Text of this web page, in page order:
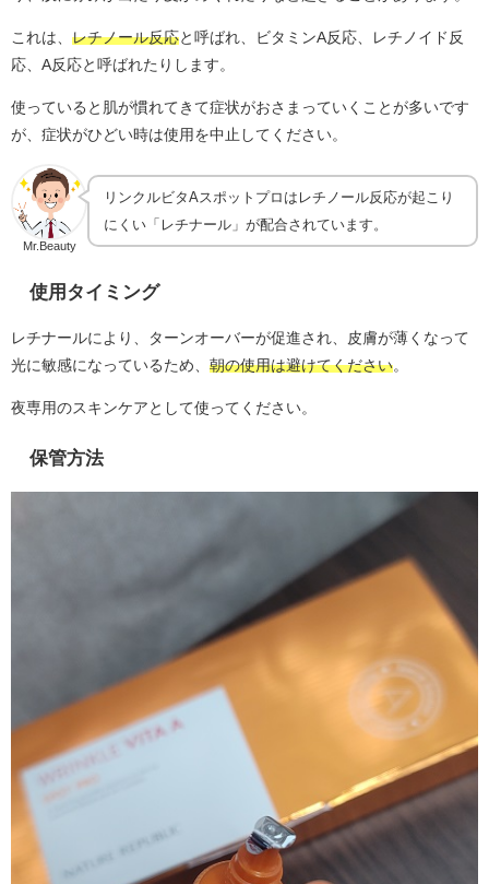
これは、 レチノール反応 と呼ばれ、ビタミンA反応、レチノイド反
応、A反応と呼ばれたりします。
使っていると肌が慣れてきて症状がおさまっていくことが多いです
が、症状がひどい時は使用を中止してください。
Mr.Beauty
リンクルビタAスポットプロはレチノール反応が起こり
にくい「レチナール」が配合されています。
使用タイミング
レチナールにより、ターンオーバーが促進され、皮膚が薄くなって
光に敏感になっているため、 朝の使用は避けてください。
夜専用のスキンケアとして使ってください。
保管方法